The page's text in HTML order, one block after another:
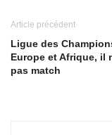
Article précédent
Ligue des
Europe et Afrique, il
pas match